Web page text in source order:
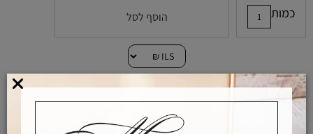
כמות הוסף לסל
הוסף לרשימת המשאלות